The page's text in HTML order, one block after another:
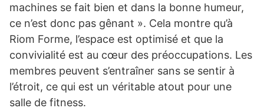
machines se fait bien et dans la bonne humeur,
ce n’est donc pas gênant ». Cela montre qu’à
Riom Forme, l’espace est optimisé et que la
convivialité est au cœur des préoccupations. Les
membres peuvent s’entraîner sans se sentir à
l’étroit, ce qui est un véritable atout pour une
salle de fitness.